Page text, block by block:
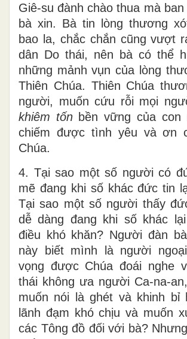
Giê-su đành chào thua mà
bà xin. Bà tin lòng thương
bao la, chắc chắn cũng vượt
dân Do thái, nên bà có thể
những mảnh vụn của lòng
Thiên Chúa. Thiên Chúa
người, muốn cứu rỗi mọi
khiêm tốnbền vững của con
chiếm được tình yêu và ơn
Chúa.
4. Tại sao một số người có
mẽ đang khi số khác đức tin
Tại sao một số người thấy
dễ dàng đang khi số khác
điều khó khăn? Người đàn
này biết mình là người
vọng được Chúa đoái nghe
thái không ưa người Ca-na-
muốn nói là ghét và khinh bỉ
lãnh đạm khó chịu và muốn
các Tông đồ đối với bà?